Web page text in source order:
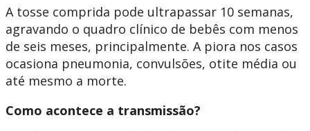
A tosse comprida pode ultrapassar 10 semanas,
agravando o quadro clínico de bebês com menos
de seis meses, principalmente. A piora nos casos
ocasiona pneumonia, convulsões, otite média ou
até mesmo a morte.
Como acontece a transmissão?